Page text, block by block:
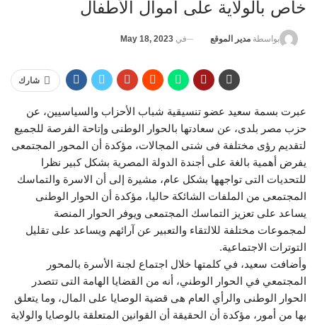
خاص بالولاية على أموال الأطفال
بواسطة مدير الموقع في May 18, 2023
شارك
عبرت بسمة سعيد عضو تنسيقية شباب الأحزاب والسياسيين، عن
حزب مصر بلدى، عن سعادتها بالحوار الوطنى وإتاحة الفرصة للجميع
لتقديم رؤى مختلفة فى شتى المجالات، مؤكدة أن المحور المجتمعى
يفرض أهمية بالغة على أجندة الدولة المصرية بشكل كبير نظرا
للتحديات التى تواجهها بشكل عام، مشيرة إلى أن الاسرة والتماسك
المجتمعى من الملفات الشائكة حاليا، مؤكدة أن الحوار الوطنى
يساعد على تعزيز التماسك المجتمعى ويوفر الحوار المنصة
لمجموعات مختلفة للالتقاء والتعبير عن آرائهم ويساعد على تقليل
التوترات الاجتماعية.
وأضافت سعيد، في كلمتها خلال اجتماع لجنة الأسرة بالمحور
المجتمعي في الحوار الوطني، أنه من القضايا الهامة التى تتصدر
الحوار الوطنى والرأي العام هى قضية الوصايا على المال، وما يتعلق
بها من أمور، مؤكدة أن الحقيقة أن القوانين المتعلقة بالوصايا والولاية